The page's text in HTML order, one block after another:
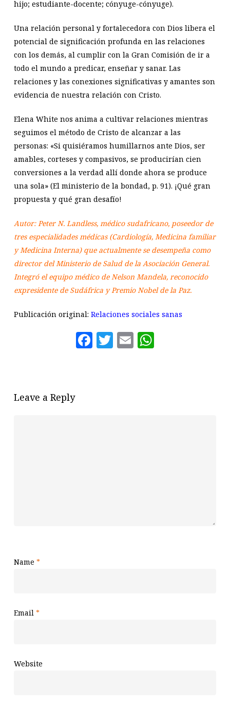
hijo; estudiante-docente; cónyuge-cónyuge).
Una relación personal y fortalecedora con Dios libera el
potencial de significación profunda en las relaciones
con los demás, al cumplir con la Gran Comisión de ir a
todo el mundo a predicar, enseñar y sanar. Las
relaciones y las conexiones significativas y amantes son
evidencia de nuestra relación con Cristo.
Elena White nos anima a cultivar relaciones mientras
seguimos el método de Cristo de alcanzar a las
personas: «Si quisiéramos humillarnos ante Dios, ser
amables, corteses y compasivos, se producirían cien
conversiones a la verdad allí donde ahora se produce
una sola» (El ministerio de la bondad, p. 91). ¡Qué gran
propuesta y qué gran desafío!
Autor: Peter N. Landless, médico sudafricano, poseedor de
tres especialidades médicas (Cardiología, Medicina familiar
y Medicina Interna) que actualmente se desempeña como
director del Ministerio de Salud de la Asociación General.
Integró el equipo médico de Nelson Mandela, reconocido
expresidente de Sudáfrica y Premio Nobel de la Paz.
Publicación original: Relaciones sociales sanas
Facebook
Twitter
Email
Leave a Reply
Name *
Email *
Website